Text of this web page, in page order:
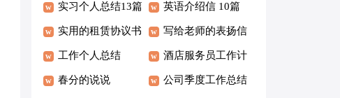
总结15篇 总结
实习个人总结13篇 英语介绍信 10篇
实用的租赁协议书
集合六篇
写给老师的表扬信
工作个人总结 酒店服务员工作计
划
春分的说说 公司季度工作总结